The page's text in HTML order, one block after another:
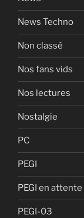
News Techno
Non classé
Nos fans vids
Nos lectures
Nostalgie
PC
PEGI
PEGI en attente
PEGI-03